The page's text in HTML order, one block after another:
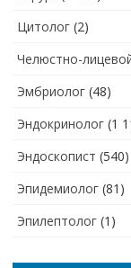
Цитолог (2)
Челюстно-
Эмбриолог (48)
Эндокринолог (1
Эндоскопист (540)
Эпидемиолог (81)
Эпилептолог (1)